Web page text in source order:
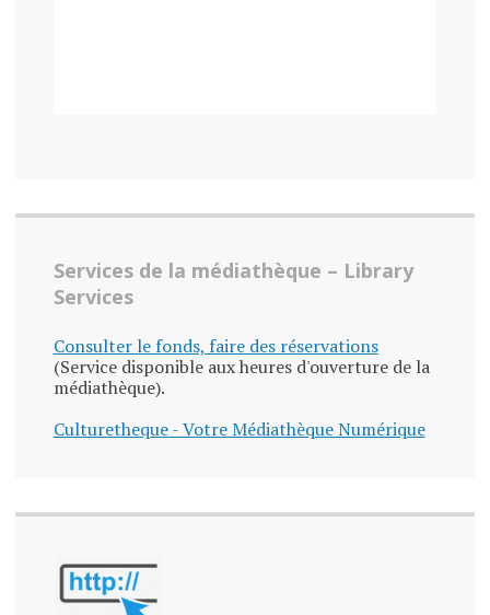
Services de la médiathèque – Library
Services
Consulter le fonds, faire des réservations
(Service disponible aux heures d'ouverture de la
médiathèque).
Culturetheque - Votre Médiathèque Numérique